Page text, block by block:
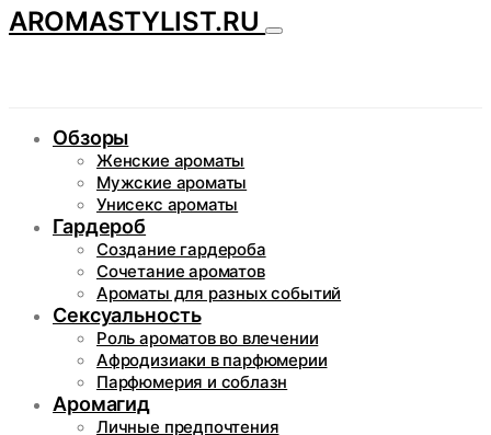
AROMASTYLIST.RU
Обзоры
Женские ароматы
Мужские ароматы
Унисекс ароматы
Гардероб
Создание гардероба
Сочетание ароматов
Ароматы для разных событий
Сексуальность
Роль ароматов во влечении
Афродизиаки в парфюмерии
Парфюмерия и соблазн
Аромагид
Личные предпочтения